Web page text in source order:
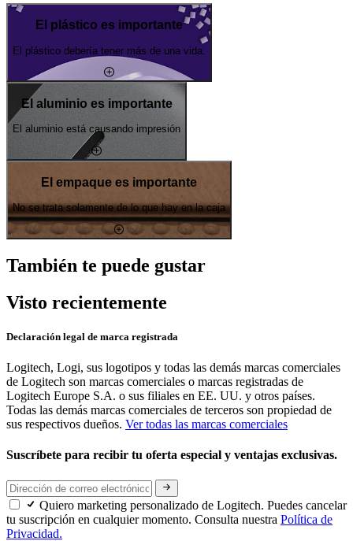
El plástico es importante
El plástico debería tener más de una vida.
El aluminio es importante
El aluminio está causando impresión
El empaque es importante
No se trata solamente de lo que hay en la caja
También te puede gustar
Visto recientemente
Declaración legal de marca registrada
Logitech, Logi, sus logotipos y todas las demás marcas comerciales
de Logitech son marcas comerciales o marcas registradas de
Logitech Europe S.A. o sus filiales en EE. UU. y otros países.
Todas las demás marcas comerciales de terceros son propiedad de
sus respectivos dueños. Ver todas las marcas comerciales
Suscríbete para recibir tu oferta especial y ventajas exclusivas.
Quiero marketing personalizado de Logitech. Puedes cancelar
tu suscripción en cualquier momento. Consulta nuestra Política de
Privacidad.